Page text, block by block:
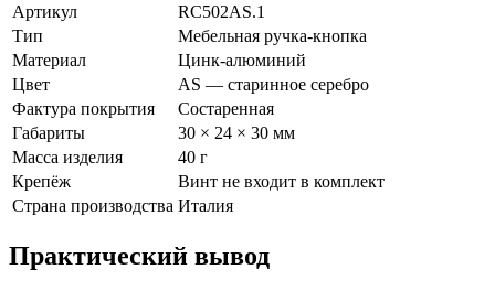
Артикул
RC502AS.1
Тип
Мебельная ручка-кнопка
Материал
Цинк-алюминий
Цвет
AS — старинное серебро
Фактура покрытия
Состаренная
Габариты
30 × 24 × 30 мм
Масса изделия
40 г
Крепёж
Винт не входит в комплект
Страна производства Италия
Практический вывод